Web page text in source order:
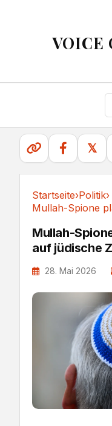
VOICE
𝕏
Startseite›Politik›
Mullah-
auf jüdische
28. Mai 2026